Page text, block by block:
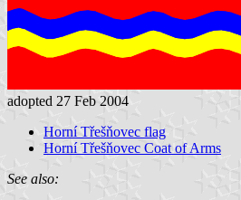
adopted 27 Feb 2004
Horní Třešňovec flag
Horní Třešňovec Coat of Arms
See also: